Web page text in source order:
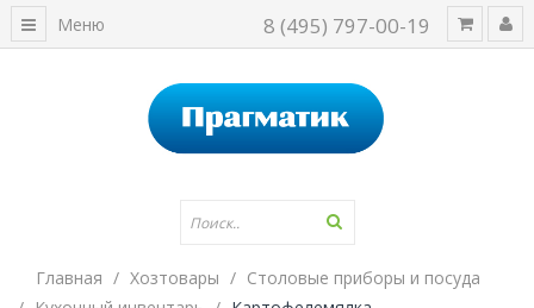
8 (495) 797-00-19
Меню
Главная Хозтовары
Столовые приборы и посуда